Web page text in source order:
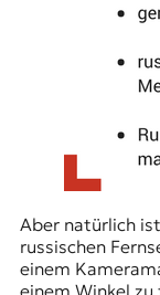
Aber natürlich
russischen
einem